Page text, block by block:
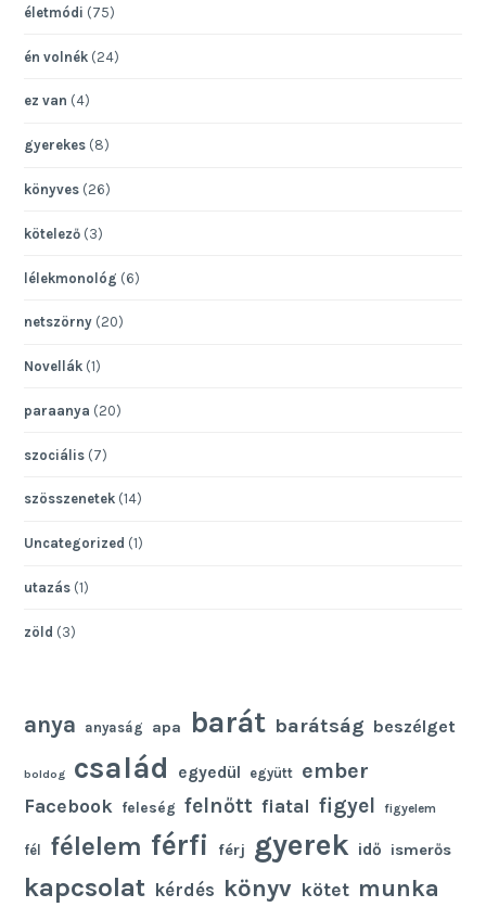
életmódi (75)
én volnék (24)
ez van (4)
gyerekes (8)
könyves (26)
kötelező (3)
lélekmonológ (6)
netszörny (20)
Novellák (1)
paraanya (20)
szociális (7)
szösszenetek (14)
Uncategorized (1)
utazás (1)
zöld (3)
anya anyaság apa barát barátság beszélget
boldog család egyedül együtt ember
Facebook feleség felnőtt fiatal figyel figyelem
fél félelem férfi férj gyerek idő ismerős
kapcsolat kérdés könyv kötet munka